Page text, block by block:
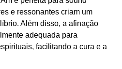
e ressonantes criam um
Além disso, a afinação
adequada para
facilitando a cura e a